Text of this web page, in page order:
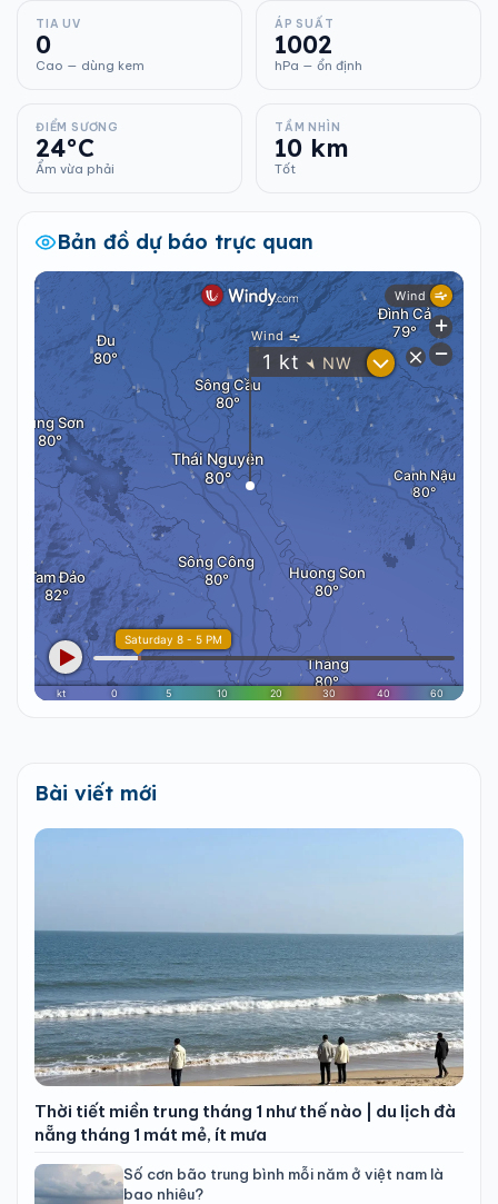
TIA UV
0
Cao — dùng kem
ÁP SUẤT
1002
hPa — ổn định
ĐIỂM SƯƠNG
24°C
Ẩm vừa phải
TẦM NHÌN
10 km
Tốt
Bản đồ dự báo trực quan
Bài viết mới
Thời tiết miền trung tháng 1 như thế nào | du lịch đà
nẵng tháng 1 mát mẻ, ít mưa
Số cơn bão trung bình mỗi năm ở việt nam là
bao nhiêu?